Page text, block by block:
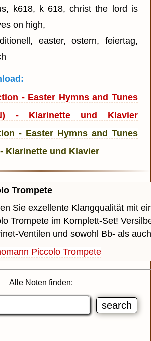
k618, k 618, christ the lord is
on high,
easter, ostern, feiertag,
- Easter Hymns and Tunes
- Klarinette und Klavier
Trompete
Sie exzellente Klangqualität mit
Trompete im Komplett-Set!
Ventilen und sowohl Bb- als
Piccolo Trompete
Alle Noten finden: